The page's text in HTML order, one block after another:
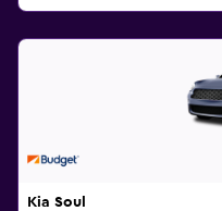
Kia Soul